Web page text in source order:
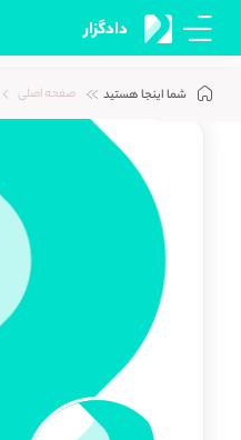
دادگزار
شما اینجا هستید صفحه اصلی